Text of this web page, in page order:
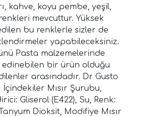
kahve, koyu pembe, yeşil,
mevcuttur. Yüksek
bu renklerle sizler de
yapabileceksiniz.
Pasta malzemelerinde
edinebilen bir ürün olduğu
arasındadır. Dr Gusto
İçindekiler Mısır Şurubu,
Gliserol (E422), Su, Renk:
Dioksit, Modifiye Mısır